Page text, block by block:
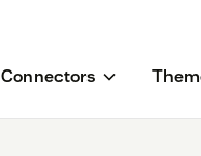
Connectors